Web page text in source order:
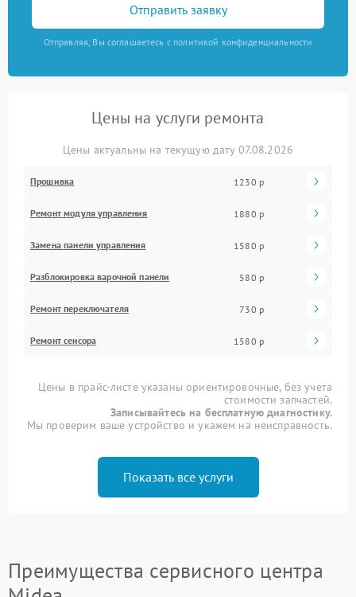
Отправить заявку
Отправляя, Вы соглашаетесь с политикой конфиденциальности
Цены на услуги ремонта
Цены актуальны на текущую дату 07.08.2026
Прошивка 1230 р
Ремонт модуля управления 1880 р
Замена панели управления 1580 р
Разблокировка варочной панели 580 р
Ремонт переключателя 730 р
Ремонт сенсора 1580 р
Цены в прайс-листе указаны ориентировочные, без учета
стоимости запчастей.
Записывайтесь на бесплатную диагностику.
Мы проверим ваше устройство и укажем на неисправность.
Показать все услуги
Преимущества сервисного центра